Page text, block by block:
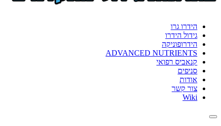
הידרו גרו
גידול הידרו
הידרופוניקה
ADVANCED NUTRIENTS
קנאביס רפואי
סניפים
אודות
צור קשר
Wiki
Toggle
format_underlined הוסף קו תחתון לקישורים
את
כל